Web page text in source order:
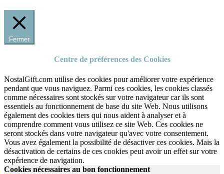
Fermer
Centre de préférences des Cookies
NostalGift.com utilise des cookies pour améliorer votre expérience
pendant que vous naviguez. Parmi ces cookies, les cookies classés
comme nécessaires sont stockés sur votre navigateur car ils sont
essentiels au fonctionnement de base du site Web. Nous utilisons
également des cookies tiers qui nous aident à analyser et à
comprendre comment vous utilisez ce site Web. Ces cookies ne
seront stockés dans votre navigateur qu'avec votre consentement.
Vous avez également la possibilité de désactiver ces cookies. Mais la
désactivation de certains de ces cookies peut avoir un effet sur votre
expérience de navigation.
Cookies nécessaires au bon fonctionnement